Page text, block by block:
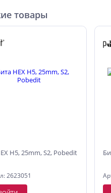
товары
H5, 25mm, S2, Pobedit
2623051